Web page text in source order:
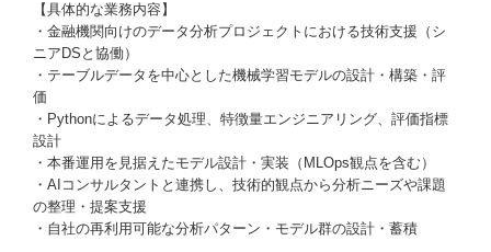
【具体的な業務内容】
・金融機関向けのデータ分析プロジェクトにおける技術支援（シ
ニアDSと協働）
・テーブルデータを中心とした機械学習モデルの設計・構築・評
価
・Pythonによるデータ処理、特徴量エンジニアリング、評価指標
設計
・本番運用を見据えたモデル設計・実装（MLOps観点を含む）
・AIコンサルタントと連携し、技術的観点から分析ニーズや課題
の整理・提案支援
・自社の再利用可能な分析パターン・モデル群の設計・蓄積